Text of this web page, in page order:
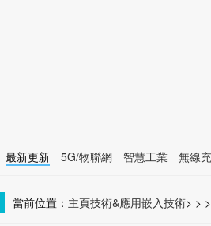
最新更新 5G/物聯網 智慧工業 無線
當前位置： 主頁 >
技術&應用 >
嵌入技術 >